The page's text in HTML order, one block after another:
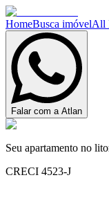
HomeBusca imóvelAll
Falar com a Atlan
Seu apartamento no
CRECI 4523-J